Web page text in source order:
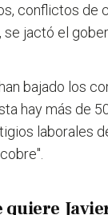
conflictos de
jactó el
bajado los
hay más de
laborales
quiere